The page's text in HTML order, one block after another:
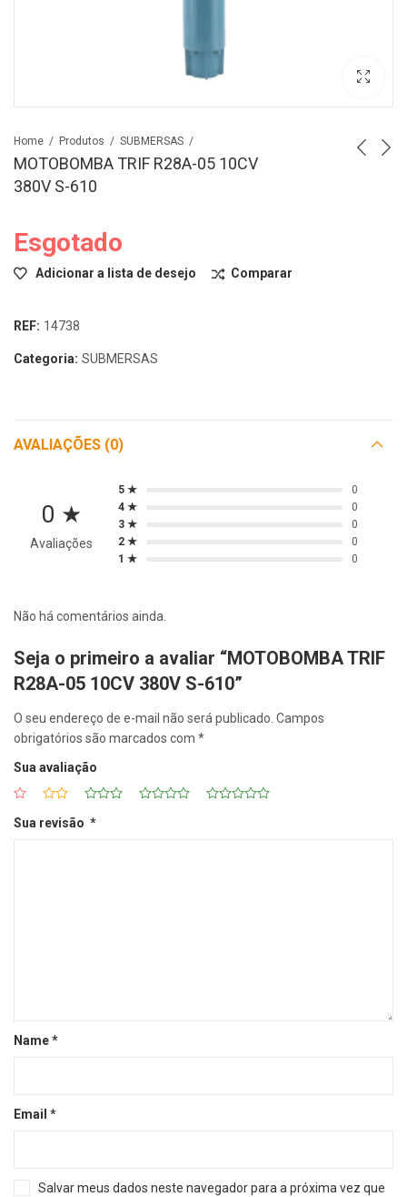
Home Produtos SUBMERSAS
MOTOBOMBA TRIF R28A-05 10CV
380V S-610
Esgotado
Adicionar a lista de desejo Comparar
REF: 14738
Categoria: SUBMERSAS
AVALIAÇÕES (0)
0 ★
Avaliações
5 ★
0
4 ★
0
3 ★
0
2 ★
0
1 ★
0
Não há comentários ainda.
Seja o primeiro a avaliar “MOTOBOMBA TRIF
R28A-05 10CV 380V S-610”
O seu endereço de e-mail não será publicado. Campos
obrigatórios são marcados com *
Sua avaliação
Sua revisão *
Name*
Email *
Salvar meus dados neste navegador para a próxima vez que